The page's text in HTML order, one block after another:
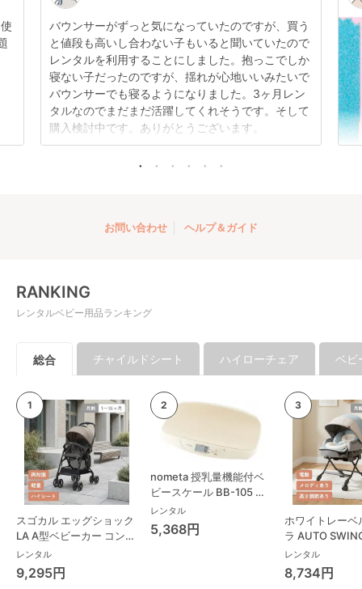
バウンサーがずっと気になっていたのですが、買う
と値段も高いし合わない子もいると聞いていたので
レンタルを利用することにしました。抱っこでしか
寝ない子だったのですが、揺れが心地いいみたいで
バウンサーでも寝るようになりました。3ヶ月レン
タルなのでまだまだ活躍してくれそうです。そして
購入検討中です。ありがとうございます。
お問い合わせ ヘルプ＆ガイド
RANKING
レンタルベビー用品ランキング
総合 チャイルドシート ハイローチェア ベビ
スゴカル エッグショック
LA A型ベビーカー コンビ
(Combi)
レンタル
9,295円
nometa 授乳量機能付ベ
ビースケール BB-105 タ
ニタ(TANITA) ベビースケ
ール・体重計
レンタル
5,368円
ホワイトレーベ
ラ AUTO
Long スリープ
コンビ(Combi)
チェア・ベビー
レンタル
8,734円